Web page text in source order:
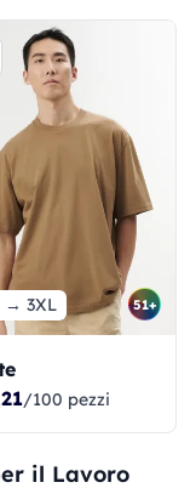
→ 3XL 51+
/100 pezzi
il Lavoro